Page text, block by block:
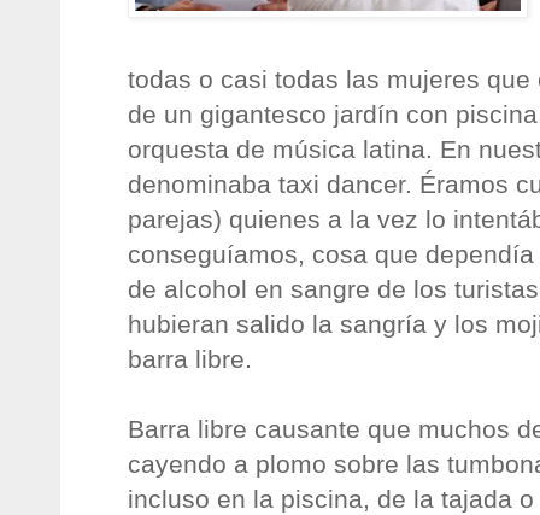
todas o casi todas las mujeres
de un gigantesco jardín con
orquesta de música latina. En
denominaba taxi dancer. Éramos
parejas) quienes a la vez lo
conseguíamos, cosa que
de alcohol en sangre de los
hubieran salido la sangría y los
barra libre.
Barra libre causante que muchos
cayendo a plomo sobre las
incluso en la piscina, de la tajada